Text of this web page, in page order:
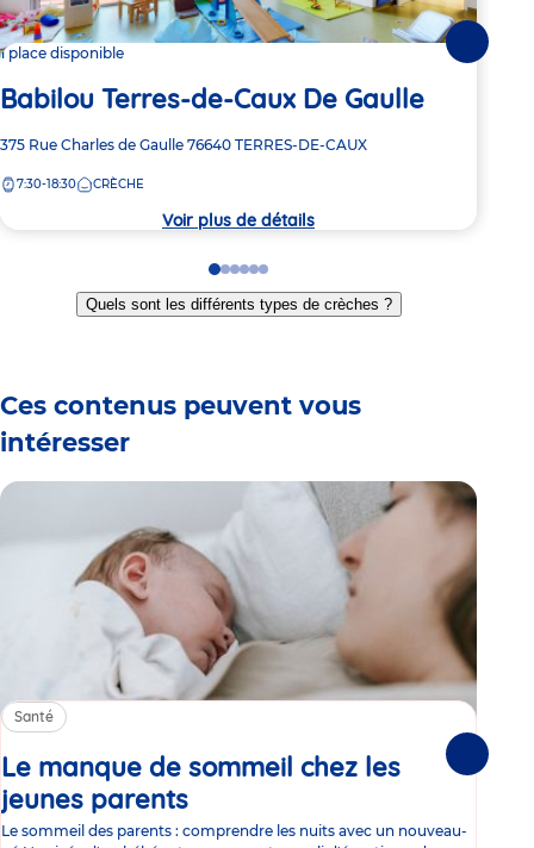
1 place disponible
Babilou Terres-de-Caux De Gaulle
Adresse
la
375 Rue Charles de Gaulle 76640 TERRES-DE-CAUX
7:30-18:30 CRÈCHE
Voir plus de détails
Go
to
slide
Go
to
slide
Go
to
slide
Go
to
slide
Go
to
slide
Go
to
slide
Quels sont les différents types de crèches ?
Ces contenus peuvent vous
intéresser
Santé
Le manque de sommeil chez les
jeunes parents
Le sommeil des parents : comprendre les nuits avec un nouveau-